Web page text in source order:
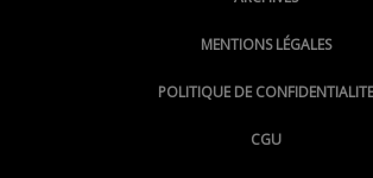
@LePoingMontpellier
MENTIONS LÉGALES
POLITIQUE DE CONFIDENTIALITE
CGU